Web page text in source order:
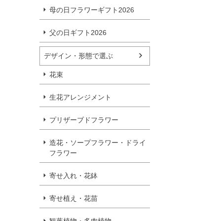
母の日フラワーギフト2026
父の日ギフト2026
デザイン・形態で選ぶ
花束
生花アレンジメント
プリザーブドフラワー
造花・ソープフラワー・ドライ
フラワー
寄せ入れ・花鉢
寄せ植え・花苗